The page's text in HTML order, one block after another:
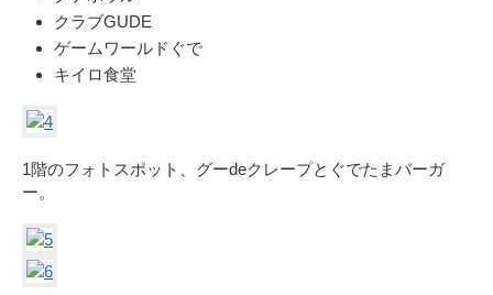
クラブGUDE
ゲームワールドぐで
キイロ食堂
1階のフォトスポット、グーdeクレープとぐでたまバーガ
ー。